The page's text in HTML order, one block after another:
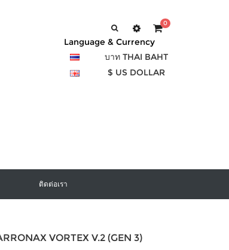
0
Language & Currency
บาท THAI BAHT
$ US DOLLAR
ติดต่อเรา
VORTEX V.2 (GEN 3)